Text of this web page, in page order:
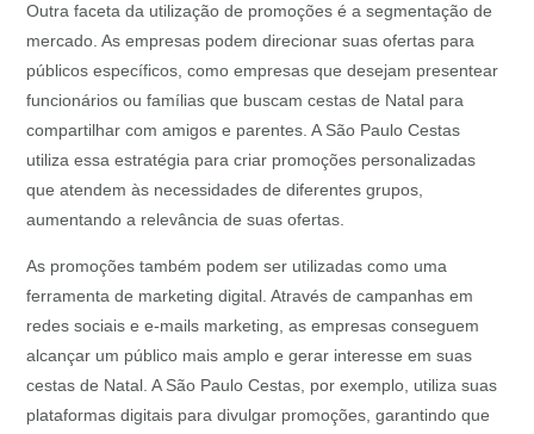
Outra faceta da utilização de promoções é a segmentação de
mercado. As empresas podem direcionar suas ofertas para
públicos específicos, como empresas que desejam presentear
funcionários ou famílias que buscam cestas de Natal para
compartilhar com amigos e parentes. A São Paulo Cestas
utiliza essa estratégia para criar promoções personalizadas
que atendem às necessidades de diferentes grupos,
aumentando a relevância de suas ofertas.
As promoções também podem ser utilizadas como uma
ferramenta de marketing digital. Através de campanhas em
redes sociais e e-mails marketing, as empresas conseguem
alcançar um público mais amplo e gerar interesse em suas
cestas de Natal. A São Paulo Cestas, por exemplo, utiliza suas
plataformas digitais para divulgar promoções, garantindo que